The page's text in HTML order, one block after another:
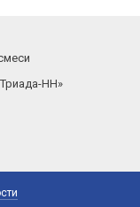
НН»